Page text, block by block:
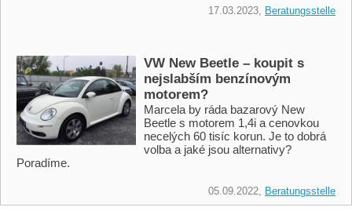
17.03.2023, Beratungsstelle
VW New Beetle – koupit s
nejslabším benzínovým
motorem?
Marcela by ráda bazarový New
Beetle s motorem 1,4i a cenovkou
necelých 60 tisíc korun. Je to dobrá
volba a jaké jsou alternativy?
Poradíme.
05.09.2022, Beratungsstelle